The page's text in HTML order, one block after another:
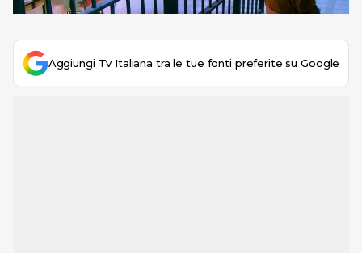
Aggiungi Tv Italiana tra le tue fonti preferite su Google